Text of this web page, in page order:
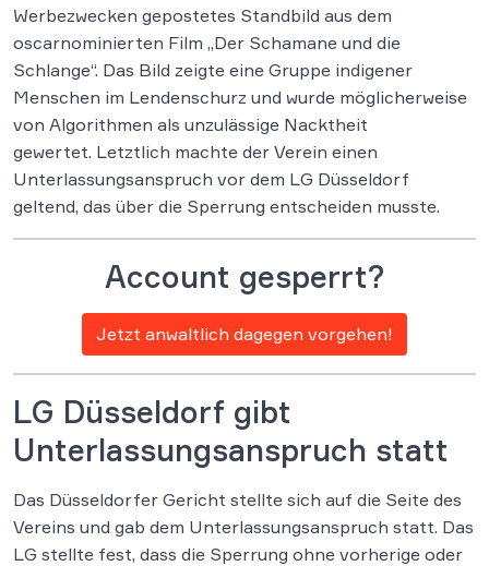
Werbezwecken gepostetes Standbild aus dem
oscarnominierten Film „Der Schamane und die
Schlange“. Das Bild zeigte eine Gruppe indigener
Menschen im Lendenschurz und wurde möglicherweise
von Algorithmen als unzulässige Nacktheit
gewertet. Letztlich machte der Verein einen
Unterlassungsanspruch vor dem LG Düsseldorf
geltend, das über die Sperrung entscheiden musste.
Account gesperrt?
Jetzt anwaltlich dagegen vorgehen!
LG Düsseldorf gibt
Unterlassungsanspruch statt
Das Düsseldorfer Gericht stellte sich auf die Seite des
Vereins und gab dem Unterlassungsanspruch statt. Das
LG stellte fest, dass die Sperrung ohne vorherige oder